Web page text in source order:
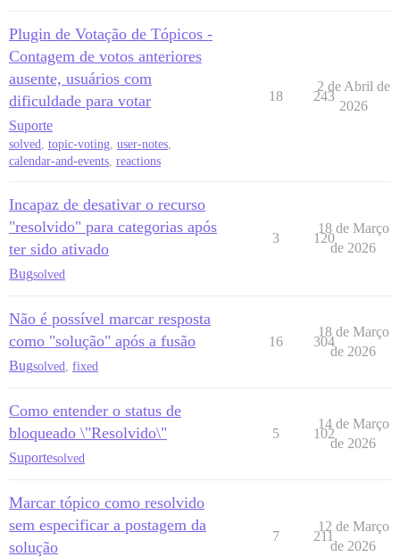
Plugin de Votação de Tópicos -
Contagem de votos anteriores
ausente, usuários com
dificuldade para votar
Suporte
solved, topic-voting, user-notes,
calendar-and-events, reactions
18 243
2 de Abril de
2026
Incapaz de desativar o recurso
"resolvido" para categorias após
ter sido ativado
Bugsolved
3 120
18 de Março
de 2026
Não é possível marcar resposta
como "solução" após a fusão
Bugsolved fixed
16 304
18 de Março
de 2026
Como entender o status de
bloqueado \"Resolvido\"
Suportesolved
5 102
14 de Março
de 2026
Marcar tópico como resolvido
sem especificar a postagem da
solução
7 211
12 de Março
de 2026